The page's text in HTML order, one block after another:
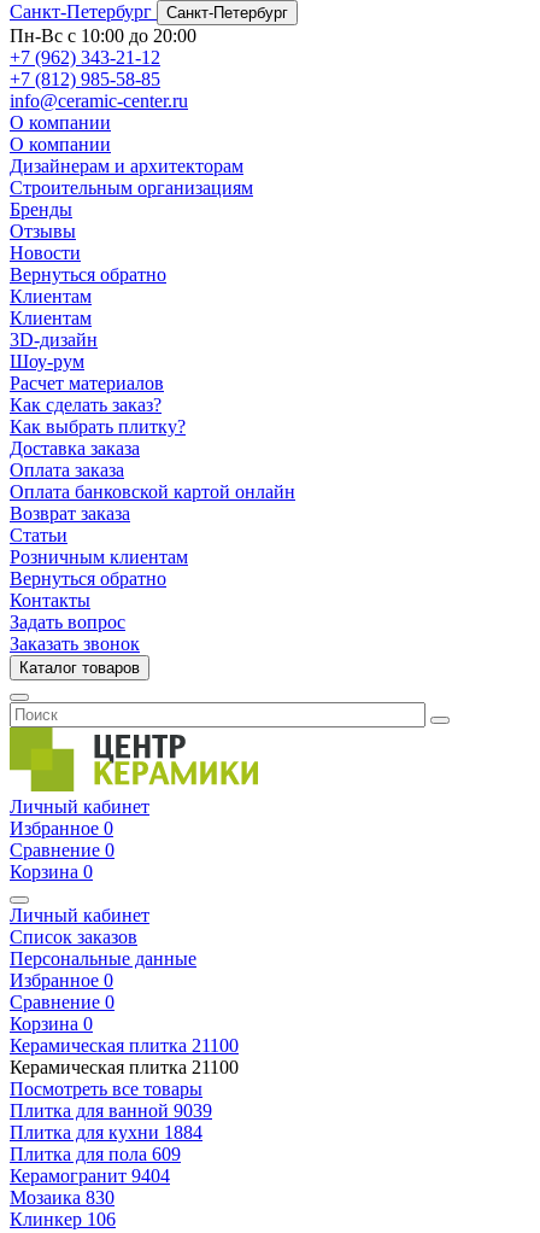
Санкт-Петербург
Санкт-Петербург
Пн-Вс с 10:00 до 20:00
+7 (962) 343-21-12
+7 (812) 985-58-85
info@ceramic-center.ru
О компании
О компании
Дизайнерам и архитекторам
Строительным организациям
Бренды
Отзывы
Новости
Вернуться обратно
Клиентам
Клиентам
3D-дизайн
Шоу-рум
Расчет материалов
Как сделать заказ?
Как выбрать плитку?
Доставка заказа
Оплата заказа
Оплата банковской картой онлайн
Возврат заказа
Статьи
Розничным клиентам
Вернуться обратно
Контакты
Задать вопрос
Заказать звонок
Каталог товаров
Личный кабинет
Избранное 0
Сравнение 0
Корзина 0
Личный кабинет
Список заказов
Персональные данные
Избранное 0
Сравнение 0
Корзина 0
Керамическая плитка 21100
Керамическая плитка 21100
Посмотреть все товары
Плитка для ванной 9039
Плитка для кухни 1884
Плитка для пола 609
Керамогранит 9404
Мозаика 830
Клинкер 106